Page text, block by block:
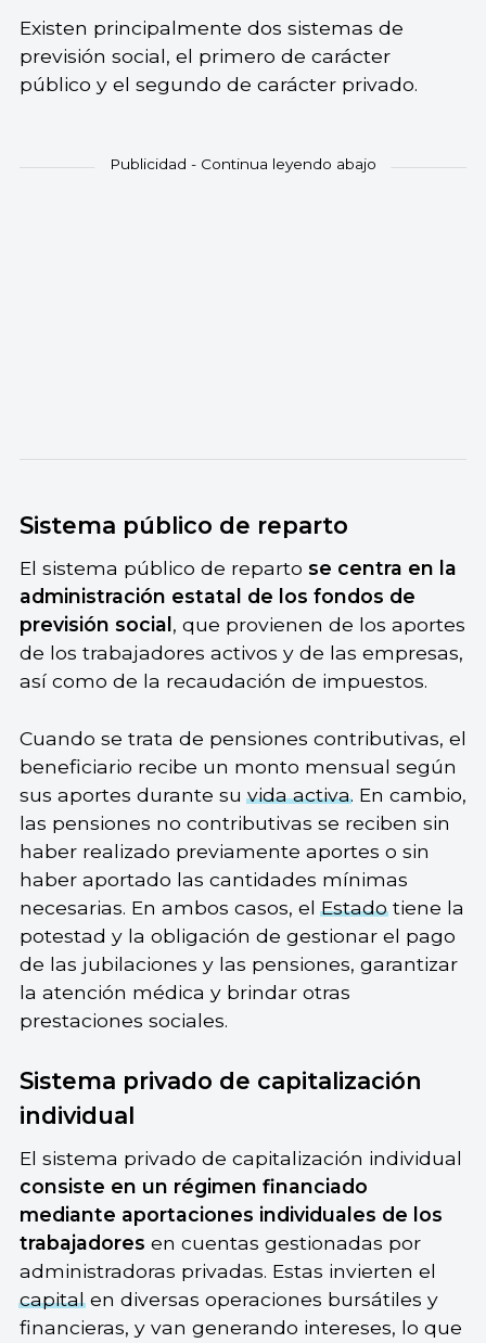
Existen principalmente dos sistemas de
previsión social, el primero de carácter
público y el segundo de carácter privado.
Sistema público de reparto
El sistema público de reparto se centra en la
administración estatal de los fondos de
previsión social, que provienen de los aportes
de los trabajadores activos y de las empresas,
así como de la recaudación de impuestos.
Cuando se trata de pensiones contributivas, el
beneficiario recibe un monto mensual según
sus aportes durante suvida activa. En cambio,
las pensiones no contributivas se reciben sin
haber realizado previamente aportes o sin
haber aportado las cantidades mínimas
necesarias. En ambos casos, elEstadotiene la
potestad y la obligación de gestionar el pago
de las jubilaciones y las pensiones, garantizar
la atención médica y brindar otras
prestaciones sociales.
Sistema privado de capitalización
individual
El sistema privado de capitalización individual
consiste en un régimen financiado
mediante aportaciones individuales de los
trabajadores en cuentas gestionadas por
administradoras privadas. Estas invierten el
capitalen diversas operaciones bursátiles y
financieras, y van generando intereses, lo que